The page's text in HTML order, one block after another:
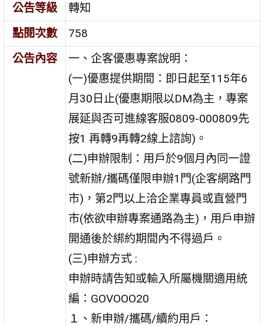
公告等級
轉知
點閱次數
758
公告內容
一、企客優惠專案說明：
(一)優惠提供期間：即日起至115年6
月30日止(優惠期限以DM為主，專案
展延與否可進線客服0809-000809先
按1 再轉9再轉2線上諮詢)。
(二)申辦限制：用戶於9個月內同一證
號新辦/攜碼僅限申辦1門(企客網路門
市)，第2門以上洽企業專員或直營門
市(依欲申辦專案通路為主)，用戶申辦
開通後於綁約期間內不得過戶。
(三)申辦方式 :
申辦時請告知或輸入所屬機關適用統
編：GOVOOO20
１、新申辦/攜碼/續約用戶：